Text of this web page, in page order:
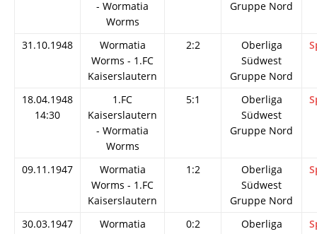
- Wormatia
Worms
Gruppe Nord
31.10.1948
Wormatia
Worms - 1.FC
Kaiserslautern
2:2
Oberliga
Südwest
Gruppe Nord
18.04.1948
14:30
1.FC
Kaiserslautern
- Wormatia
Worms
5:1
Oberliga
Südwest
Gruppe Nord
09.11.1947
Wormatia
Worms - 1.FC
Kaiserslautern
1:2
Oberliga
Südwest
Gruppe Nord
30.03.1947
Wormatia
0:2
Oberliga